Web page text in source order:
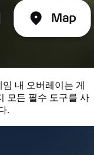
임 내 오버레이는 게
모든 필수 도구를 사
.